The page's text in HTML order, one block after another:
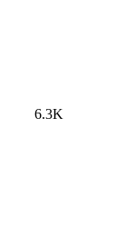
6.3K